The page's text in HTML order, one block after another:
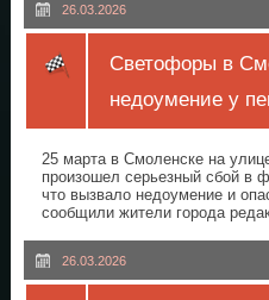
26.03.2026
Светофоры в
недоумение у
25 марта в Смоленске на
произошел серьезный сбой в
что вызвало недоумение и
сообщили жители города
26.03.2026